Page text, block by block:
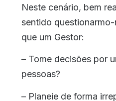
Neste cenário, bem
sentido
que um Gestor:
– Tome decisões por
pessoas?
– Planeie de forma